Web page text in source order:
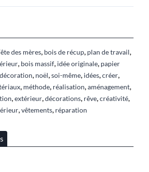
des mères bois de récup plan de travail
bois massif idée originale papier
décoration noël soi-même idées créer
méthode réalisation aménagement
extérieur décorations rêve créativité
vêtements réparation